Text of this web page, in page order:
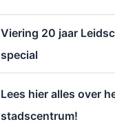
Viering 20 jaar
special
Lees hier alles over
stadscentrum!